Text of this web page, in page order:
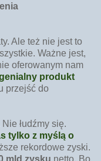
Ale też nie jest to
Ważne jest,
oferowanym nam
produkt
przejść do
łudźmy się.
tylko z myślą o
rekordowe zyski.
mld zysku netto. Bo